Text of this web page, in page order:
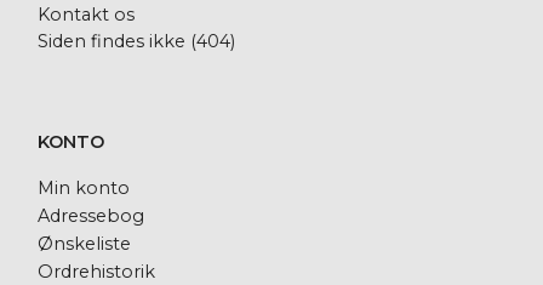
Kontakt os
Siden findes ikke (404)
KONTO
Min konto
Adressebog
Ønskeliste
Ordrehistorik